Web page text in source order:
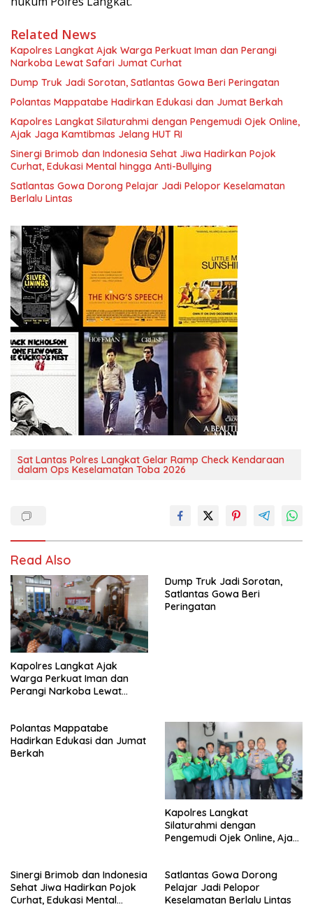
Related News
Kapolres Langkat Ajak Warga Perkuat Iman dan Perangi
Narkoba Lewat Safari Jumat Curhat
Dump Truk Jadi Sorotan, Satlantas Gowa Beri Peringatan
Polantas Mappatabe Hadirkan Edukasi dan Jumat Berkah
Kapolres Langkat Silaturahmi dengan Pengemudi Ojek Online,
Ajak Jaga Kamtibmas Jelang HUT RI
Sinergi Brimob dan Indonesia Sehat Jiwa Hadirkan Pojok
Curhat, Edukasi Mental hingga Anti-Bullying
Satlantas Gowa Dorong Pelajar Jadi Pelopor Keselamatan
Berlalu Lintas
Sat Lantas Polres Langkat Gelar Ramp Check Kendaraan
dalam Ops Keselamatan Toba 2026
Read Also
Kapolres Langkat Ajak
Warga Perkuat Iman dan
Perangi Narkoba Lewat
Dump Truk Jadi Sorotan,
Satlantas Gowa Beri
Peringatan
Polantas Mappatabe
Hadirkan Edukasi dan Jumat
Berkah
Kapolres Langkat
Silaturahmi dengan
Pengemudi Ojek Online, Ajak
Sinergi Brimob dan Indonesia
Sehat Jiwa Hadirkan Pojok
Curhat, Edukasi Mental
Satlantas Gowa Dorong
Pelajar Jadi Pelopor
Keselamatan Berlalu Lintas